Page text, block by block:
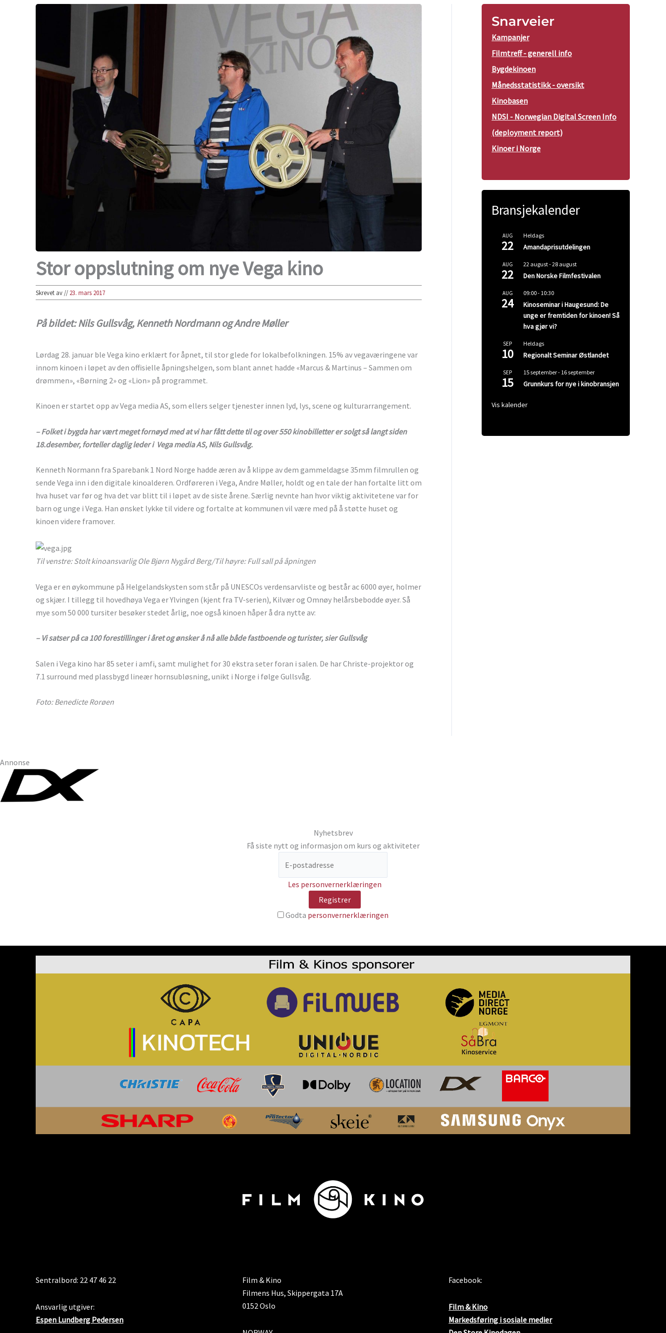
Stor oppslutning om nye Vega kino
Skrevet av//23. mars 2017
På bildet: Nils Gullsvåg, Kenneth Nordmann og Andre Møller
Lørdag 28. januar ble Vega kino erklært for åpnet, til stor glede for lokalbefolkningen. 15% av vegaværingene var
innom kinoen i løpet av den offisielle åpningshelgen, som blant annet hadde «Marcus & Martinus – Sammen om
drømmen», «Børning 2» og «Lion» på programmet.
Kinoen er startet opp av Vega media AS, som ellers selger tjenester innen lyd, lys, scene og kulturarrangement.
– Folket i bygda har vært meget fornøyd med at vi har fått dette til og over 550 kinobilletter er solgt så langt siden
18.desember, forteller daglig leder i Vega media AS, Nils Gullsvåg.
Kenneth Normann fra Sparebank 1 Nord Norge hadde æren av å klippe av dem gammeldagse 35mm filmrullen og
sende Vega inn i den digitale kinoalderen. Ordføreren i Vega, Andre Møller, holdt og en tale der han fortalte litt om
hva huset var før og hva det var blitt til i løpet av de siste årene. Særlig nevnte han hvor viktig aktivitetene var for
barn og unge i Vega. Han ønsket lykke til videre og fortalte at kommunen vil være med på å støtte huset og
kinoen videre framover.
Til venstre: Stolt kinoansvarlig Ole Bjørn Nygård Berg/Til høyre: Full sall på åpningen
Vega er en øykommune på Helgelandskysten som står på UNESCOs verdensarvliste og består ac 6000 øyer, holmer
og skjær. I tillegg til hovedhøya Vega er Ylvingen (kjent fra TV-serien), Kilvær og Omnøy helårsbebodde øyer. Så
mye som 50 000 tursiter besøker stedet årlig, noe også kinoen håper å dra nytte av:
– Vi satser på ca 100 forestillinger i året og ønsker å nå alle både fastboende og turister, sier Gullsvåg
Salen i Vega kino har 85 seter i amfi, samt mulighet for 30 ekstra seter foran i salen. De har Christe-projektor og
7.1 surround med plassbygd lineær hornsubløsning, unikt i Norge i følge Gullsvåg.
Foto: Benedicte Rorøen
Snarveier
Kampanjer
Filmtreff - generell info
Bygdekinoen
Månedsstatistikk - oversikt
Kinobasen
NDSI - Norwegian Digital Screen Info
(deployment report)
Kinoer i Norge
Bransjekalender
AUG
22
Heldags
Amandaprisutdelingen
AUG
22
22 august-28 august
Den Norske Filmfestivalen
AUG
24
09:00- 10:30
Kinoseminar i Haugesund: De
unge er fremtiden for kinoen! Så
hva gjør vi?
SEP
10
Heldags
Regionalt Seminar Østlandet
SEP
15
15 september- 16 september
Grunnkurs for nye i kinobransjen
Vis kalender
Annonse
Nyhetsbrev
Få siste nytt og informasjon om kurs og aktiviteter
Les personvernerklæringen
Godta personvernerklæringen
Sentralbord: 22 47 46 22
Ansvarlig utgiver:
Espen Lundberg Pedersen
Film & Kino
Filmens Hus, Skippergata 17A
0152 Oslo
Facebook:
Film & Kino
Markedsføring i sosiale medier